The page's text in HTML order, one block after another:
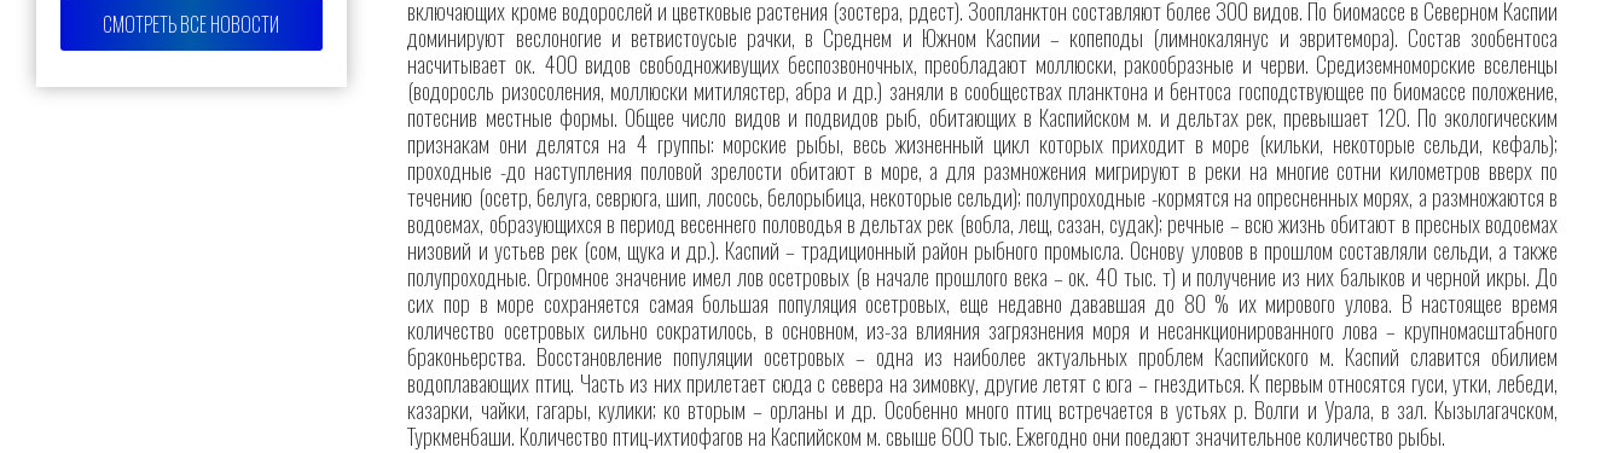
СМОТРЕТЬ ВСЕ НОВОСТИ
включающих кроме водорослей и цветковые растения (зостера, рдест). Зоопланктон составляют более 300 видов. По биомассе в Северном Каспии
доминируют веслоногие и ветвистоусые рачки, в Среднем и Южном Каспии – копеподы (лимнокалянус и эвритемора). Состав зообентоса
насчитывает ок. 400 видов свободноживущих беспозвоночных, преобладают моллюски, ракообразные и черви. Средиземноморские вселенцы
(водоросль ризосоления, моллюски митилястер, абра и др.) заняли в сообществах планктона и бентоса господствующее по биомассе положение,
потеснив местные формы. Общее число видов и подвидов рыб, обитающих в Каспийском м. и дельтах рек, превышает 120. По экологическим
признакам они делятся на 4 группы: морские рыбы, весь жизненный цикл которых приходит в море (кильки, некоторые сельди, кефаль);
проходные -до наступления половой зрелости обитают в море, а для размножения мигрируют в реки на многие сотни километров вверх по
течению (осетр, белуга, севрюга, шип, лосось, белорыбица, некоторые сельди); полупроходные -кормятся на опресненных морях, а размножаются в
водоемах, образующихся в период весеннего половодья в дельтах рек (вобла, лещ, сазан, судак); речные – всю жизнь обитают в пресных водоемах
низовий и устьев рек (сом, щука и др.). Каспий – традиционный район рыбного промысла. Основу уловов в прошлом составляли сельди, а также
полупроходные. Огромное значение имел лов осетровых (в начале прошлого века – ок. 40 тыс. т) и получение из них балыков и черной икры. До
сих пор в море сохраняется самая большая популяция осетровых, еще недавно дававшая до 80 % их мирового улова. В настоящее время
количество осетровых сильно сократилось, в основном, из-за влияния загрязнения моря и несанкционированного лова – крупномасштабного
браконьерства. Восстановление популяции осетровых – одна из наиболее актуальных проблем Каспийского м. Каспий славится обилием
водоплавающих птиц. Часть из них прилетает сюда с севера на зимовку, другие летят с юга – гнездиться. К первым относятся гуси, утки, лебеди,
казарки, чайки, гагары, кулики; ко вторым – орланы и др. Особенно много птиц встречается в устьях р. Волги и Урала, в зал. Кызылагачском,
Туркменбаши. Количество птиц-ихтиофагов на Каспийском м. свыше 600 тыс. Ежегодно они поедают значительное количество рыбы.